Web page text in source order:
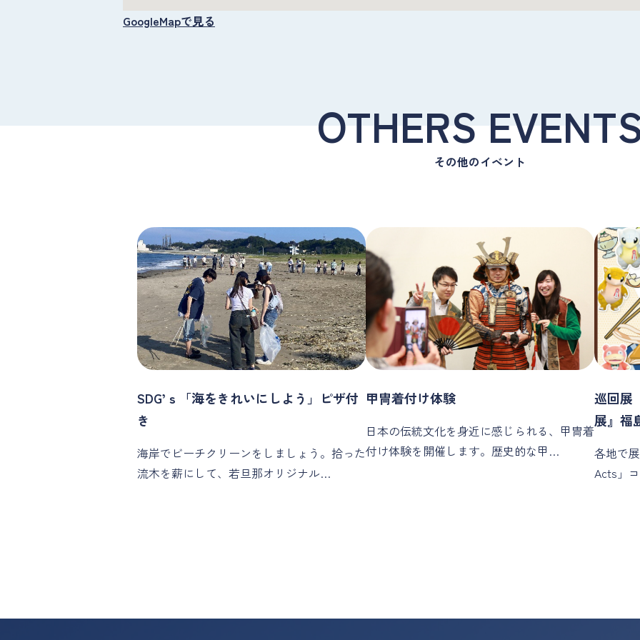
GoogleMapで見る
OTHERS
その他のイベント
SDG’ｓ「海をきれいにしよう」ピザ付
き
海岸でビーチクリーンをしましょう。拾った
流木を薪にして、若旦那オリジナル…
甲冑着付け体験
日本の伝統文化を身近に感じられる、甲冑着
付け体験を開催します。歴史的な甲…
巡回展
展』福
各地で
Acts」